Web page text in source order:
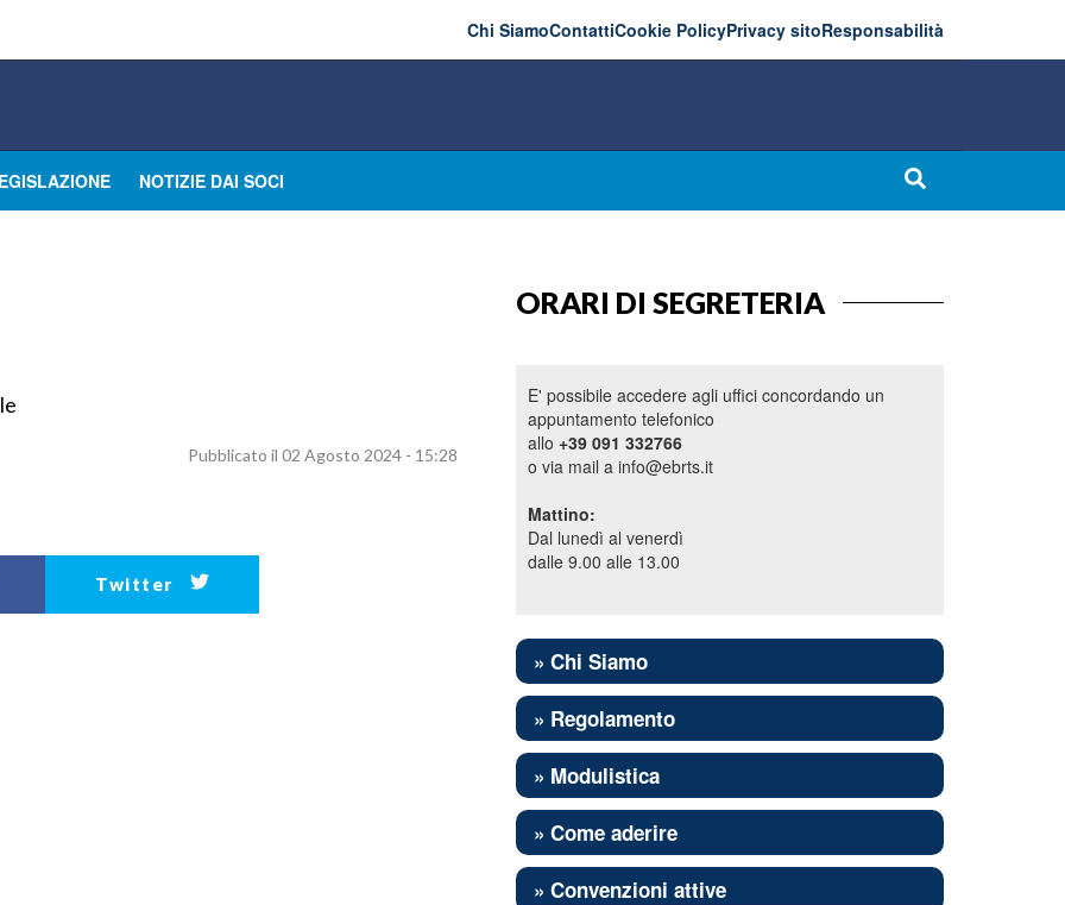
Chi SiamoContattiCookie PolicyPrivacy sitoResponsabilità
NOTIZIE DAI SOCI
Pubblicato il 02 Agosto 2024 - 15:28
Twitter
ORARI DI SEGRETERIA
E' possibile accedere agli uffici concordando un
appuntamento telefonico
allo +39 091 332766
o via mail a info@ebrts.it
Mattino:
Dal lunedì al venerdì
dalle 9.00 alle 13.00
» Chi Siamo
» Regolamento
» Modulistica
» Come aderire
» Convenzioni attive